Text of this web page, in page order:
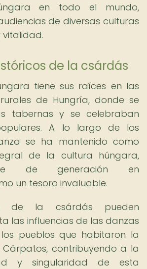
en todo el mundo,
de diversas culturas
vitalidad.
de la csárdás
tiene sus raíces en las
de Hungría, donde se
tabernas y se celebraban
A lo largo de los
se ha mantenido como
de la cultura húngara,
de generación en
un tesoro invaluable.
de la csárdás pueden
las influencias de las danzas
pueblos que habitaron la
contribuyendo a la
y singularidad de esta